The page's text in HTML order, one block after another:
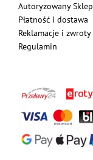
Autoryzowany Sklep
Płatność i dostawa
Reklamacje i zwroty
Regulamin